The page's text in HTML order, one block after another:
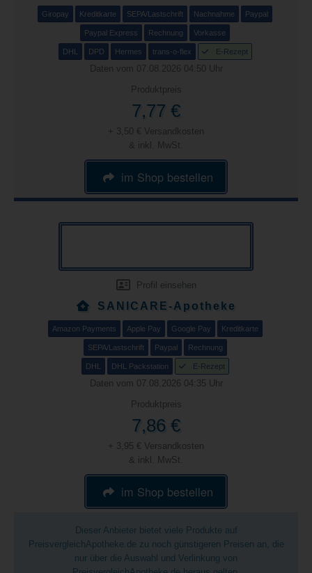
Giropay Kreditkarte SEPA/Lastschrift Nachnahme Paypal
Paypal Express Rechnung Vorkasse
DHL DPD Hermes trans-o-flex E-Rezept
Daten vom 07.08.2026 04:50 Uhr
Produktpreis
7,77 €
+ 3,50 € Versandkosten
& inkl. MwSt.
im Shop bestellen
Profil einsehen
SANICARE-Apotheke
Amazon Payments Apple Pay Google Pay Kreditkarte
SEPA/Lastschrift Paypal Rechnung
DHL DHL Packstation E-Rezept
Daten vom 07.08.2026 04:35 Uhr
Produktpreis
7,86 €
+ 3,95 € Versandkosten
& inkl. MwSt.
im Shop bestellen
Dieser Anbieter bietet viele Produkte auf
PreisvergleichApotheke.de zu noch günstigeren Preisen an, die
nur über die Auswahl und Verlinkung von